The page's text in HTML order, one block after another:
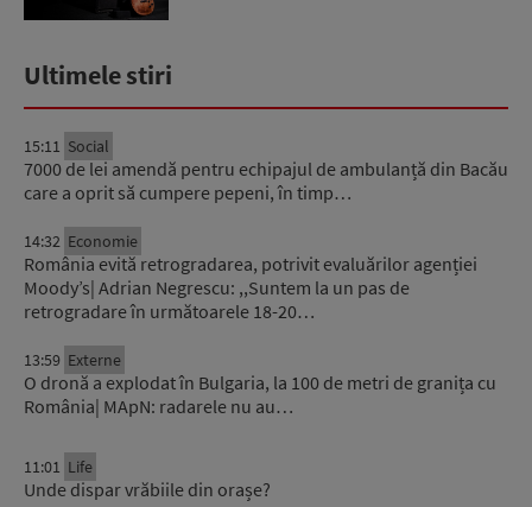
Ultimele stiri
15:11 Social
7000 de lei amendă pentru echipajul de ambulanță din Bacău
care a oprit să cumpere pepeni, în timp…
14:32 Economie
România evită retrogradarea, potrivit evaluărilor agenției
Moody’s| Adrian Negrescu: ,,Suntem la un pas de
retrogradare în următoarele 18-20…
13:59 Externe
O dronă a explodat în Bulgaria, la 100 de metri de granița cu
România| MApN: radarele nu au…
11:01 Life
Unde dispar vrăbiile din orașe?